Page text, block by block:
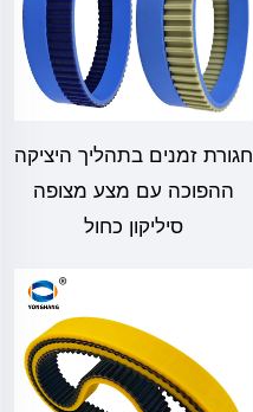
חגורת זמנים בתהליך היציקה
ההפוכה עם מצע מצופה
סיליקון כחול